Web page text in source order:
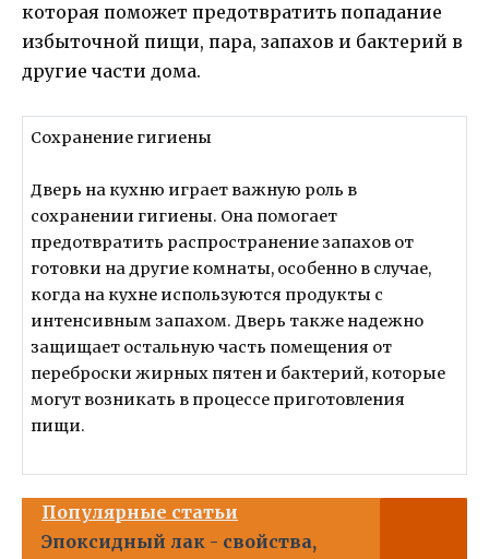
которая поможет предотвратить попадание
избыточной пищи, пара, запахов и бактерий в
другие части дома.
Сохранение гигиены
Дверь на кухню играет важную роль в
сохранении гигиены. Она помогает
предотвратить распространение запахов от
готовки на другие комнаты, особенно в случае,
когда на кухне используются продукты с
интенсивным запахом. Дверь также надежно
защищает остальную часть помещения от
переброски жирных пятен и бактерий, которые
могут возникать в процессе приготовления
пищи.
Популярные статьи
Эпоксидный лак - свойства,